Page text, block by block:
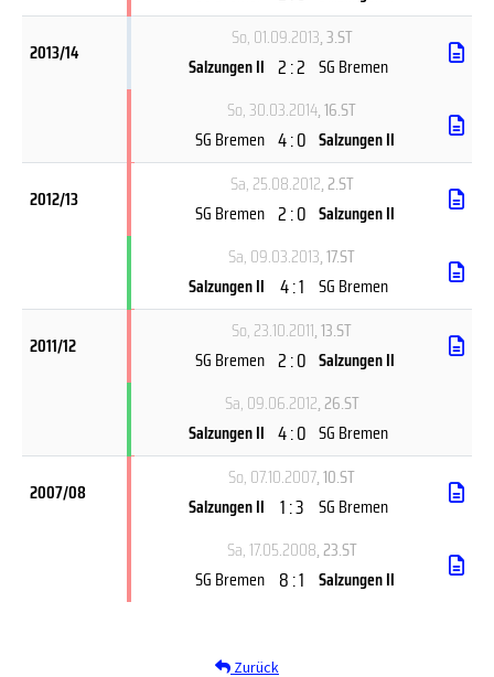
2013/14
So, 01.09.2013, 3.ST
Salzungen II 2 : 2 SG Bremen
So, 30.03.2014, 16.ST
SG Bremen 4 : 0 Salzungen II
2012/13
Sa, 25.08.2012, 2.ST
SG Bremen 2 : 0 Salzungen II
Sa, 09.03.2013, 17.ST
Salzungen II 4 : 1 SG Bremen
2011/12
So, 23.10.2011, 13.ST
SG Bremen 2 : 0 Salzungen II
Sa, 09.06.2012, 26.ST
Salzungen II 4 : 0 SG Bremen
2007/08
So, 07.10.2007, 10.ST
Salzungen II 1 : 3 SG Bremen
Sa, 17.05.2008, 23.ST
SG Bremen 8 : 1 Salzungen II
Zurück